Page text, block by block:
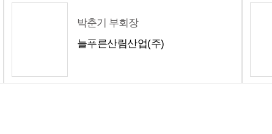
박춘기 부회장
늘푸른산림산업(주)